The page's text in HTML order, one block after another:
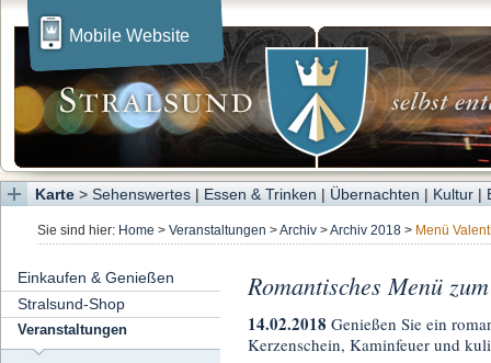
Mobile Website
Karte > Sehenswertes | Essen & Trinken | Übernachten | Kultur |
Sie sind hier: Home > Veranstaltungen >Archiv >Archiv 2018 > Menü
Einkaufen & Genießen
Stralsund-Shop
Veranstaltungen
Romantisches Menü
14.02.2018 Genießen Sie ein
Kerzenschein, Kaminfeuer und